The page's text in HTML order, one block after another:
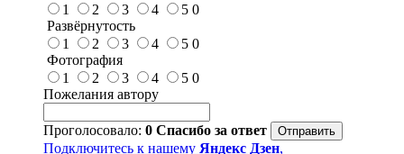
1
2 3 4 5 0
Развёрнутость
1
2 3 4 5 0
Фотография
1
2 3 4 5 0
Пожелания автору
Проголосовало: 0 Спасибо за ответ
Подключитесь к нашему Яндекс Дзен,